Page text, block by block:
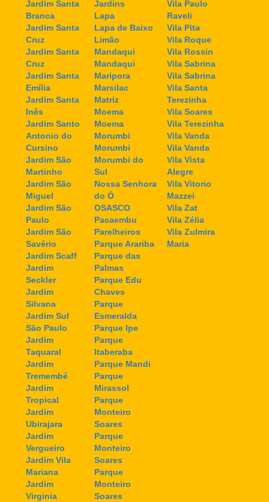
Jardim Santa
Branca
Jardim Santa
Cruz
Jardim Santa
Cruz
Jardim Santa
Emília
Jardim Santa
Inês
Jardim Santo
Antonio do
Cursino
Jardim São
Martinho
Jardim São
Miguel
Jardim São
Paulo
Jardim São
Savério
Jardim Scaff
Jardim
Seckler
Jardim
Silvana
Jardim Sul
São Paulo
Jardim
Taquaral
Jardim
Tremembé
Jardim
Tropical
Jardim
Ubirajara
Jardim
Vergueiro
Jardim Vila
Mariana
Jardim
Virginia
Jardins
Lapa
Lapa de Baixo
Limão
Mandaqui
Mandaqui
Maripora
Marsilac
Matriz
Moema
Moema
Morumbi
Morumbi
Morumbi do
Sul
Nossa Senhora
do Ó
OSASCO
Pacaembu
Parelheiros
Parque Arariba
Parque das
Palmas
Parque Edu
Chaves
Parque
Esmeralda
Parque Ipe
Parque
Itaberaba
Parque Mandi
Parque
Mirassol
Parque
Monteiro
Soares
Parque
Monteiro
Soares
Parque
Monteiro
Soares
Vila Paulo
Raveli
Vila Pita
Vila Roque
Vila Rossin
Vila Sabrina
Vila Sabrina
Vila Santa
Terezinha
Vila Soares
Vila Terezinha
Vila Vanda
Vila Vanda
Vila Vista
Alegre
Vila Vitorio
Mazzei
Vila Zat
Vila Zélia
Vila Zulmira
Maria